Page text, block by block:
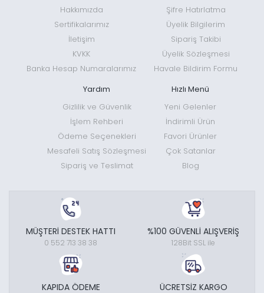
Hakkımızda
Sertifikalarımız
İletişim
KVKK
Banka Hesap Numaralarımız
Şifre Hatırlatma
Üyelik Bilgilerim
Sipariş Takibi
Üyelik Sözleşmesi
Havale Bildirim Formu
Yardım
Gizlilik ve Güvenlik
İşlem Rehberi
Ödeme Seçenekleri
Mesafeli Satış Sözleşmesi
Sipariş ve Teslimat
Hızlı Menü
Yeni Gelenler
İndirimli Ürün
Favori Ürünler
Çok Satanlar
Blog
MÜŞTERİ DESTEK HATTI
0 552 713 38 38
%100 GÜVENLİ ALIŞVERİŞ
128Bit SSL ile
KAPIDA ÖDEME ÜCRETSİZ KARGO